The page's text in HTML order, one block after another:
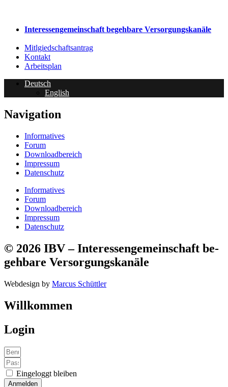
Interessen­ge­mein­schaft be­geh­bare Ver­sorg­ungs­kanäle
Mitlgiedschaftsantrag
Kontakt
Arbeitsplan
Deutsch
English
Navigation
Informatives
Forum
Downloadbereich
Impressum
Datenschutz
Informatives
Forum
Downloadbereich
Impressum
Datenschutz
© 2026 IBV – Interessen­ge­mein­schaft be­
geh­bare Ver­sorg­ungs­kanäle​
Webdesign by Marcus Schüttler
Willkommen
Login
Eingeloggt bleiben
Anmelden